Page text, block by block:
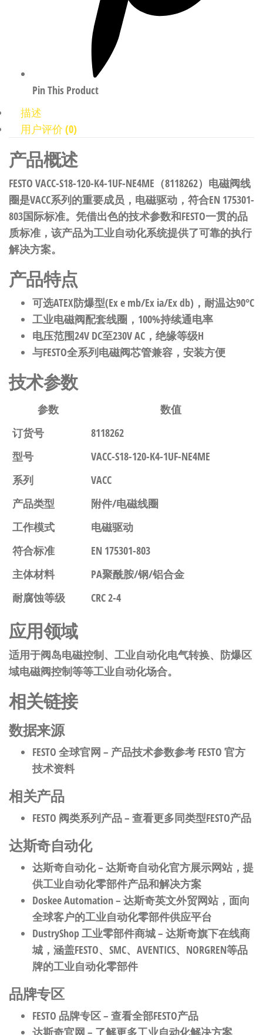
Pin This Product
描述
用户评价 (0)
产品概述
FESTO VACC-S18-120-K4-1UF-NE4ME（8118262）电磁阀线
圈是VACC系列的重要成员，电磁驱动，符合EN 175301-
803国际标准。凭借出色的技术参数和FESTO一贯的品
质标准，该产品为工业自动化系统提供了可靠的执行
解决方案。
产品特点
可选ATEX防爆型(Ex e mb/Ex ia/Ex db)，耐温达90°C
工业电磁阀配套线圈，100%持续通电率
电压范围24V DC至230V AC，绝缘等级H
与FESTO全系列电磁阀芯管兼容，安装方便
技术参数
参数
数值
订货号
8118262
型号
VACC-S18-120-K4-1UF-NE4ME
系列
VACC
产品类型
附件/电磁线圈
工作模式
电磁驱动
符合标准
EN 175301-803
主体材料
PA聚酰胺/钢/铝合金
耐腐蚀等级
CRC 2-4
应用领域
适用于阀岛电磁控制、工业自动化电气转换、防爆区
域电磁阀控制等等工业自动化场合。
相关链接
数据来源
FESTO 全球官网 – 产品技术参数参考 FESTO 官方
技术资料
相关产品
FESTO 阀类系列产品– 查看更多同类型FESTO产品
达斯奇自动化
达斯奇自动化– 达斯奇自动化官方展示网站，提
供工业自动化零部件产品和解决方案
Doskee Automation– 达斯奇英文外贸网站，面向
全球客户的工业自动化零部件供应平台
DustryShop 工业零部件商城– 达斯奇旗下在线商
城，涵盖FESTO、SMC、AVENTICS、NORGREN等品
牌的工业自动化零部件
品牌专区
FESTO 品牌专区– 查看全部FESTO产品
达斯奇官网 – 了解更多工业自动化解决方案